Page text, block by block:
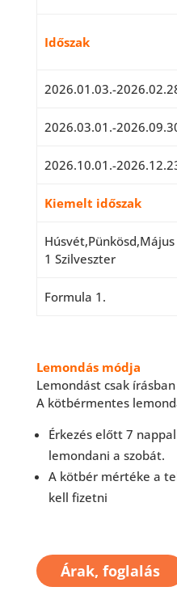
Időszak
2026.01.03.-
2026.03.01.-
2026.10.01.-
Kiemelt időszak
Húsvét,Pünkösd,Május
1 Szilveszter
Formula 1.
Lemondás módja
Lemondást csak
A kötbérmentes
Érkezés előtt 7
lemondani a szobát.
A kötbér mértéke a
kell fizetni
Árak, foglalás